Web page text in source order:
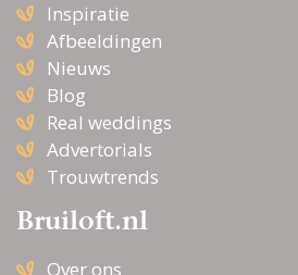
Inspiratie
Afbeeldingen
Nieuws
Blog
Real weddings
Advertorials
Trouwtrends
Bruiloft.nl
Over ons